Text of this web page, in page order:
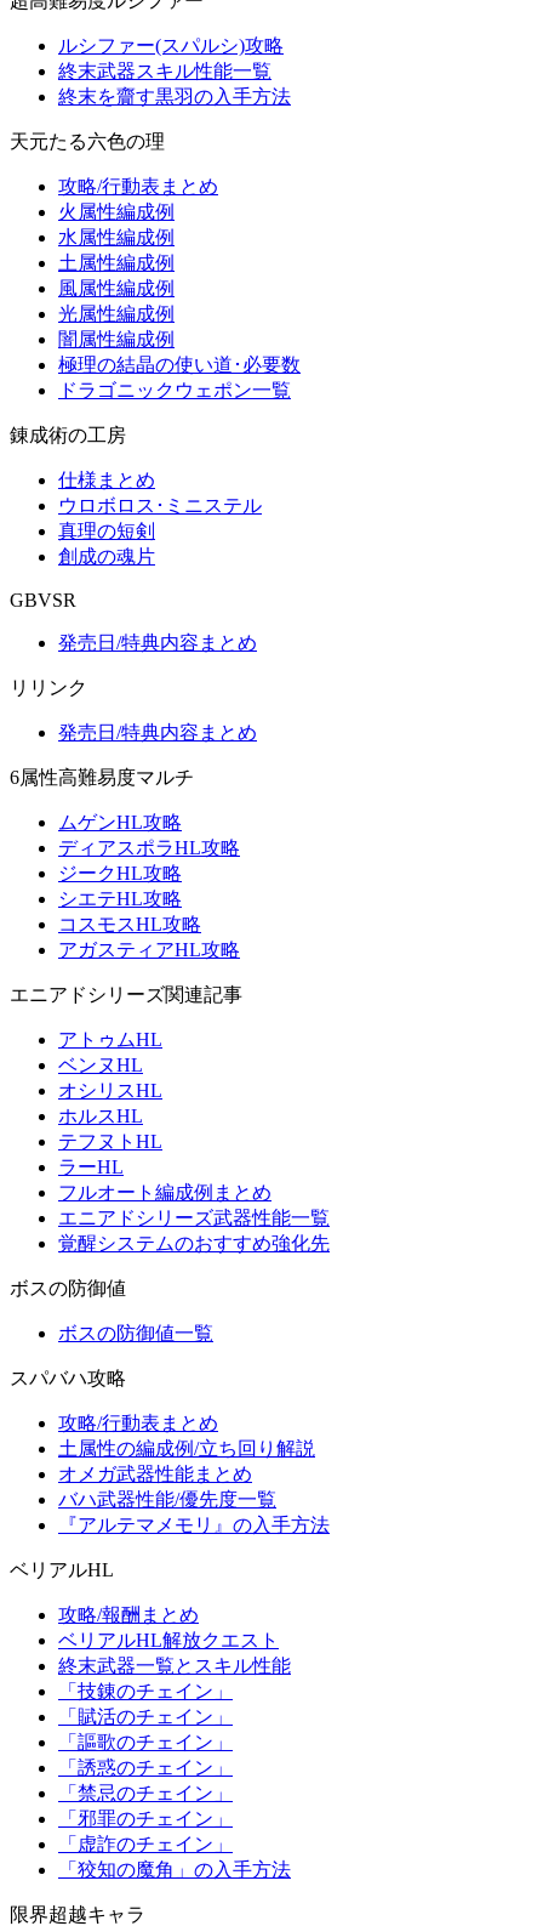
ルシファー(スパルシ)攻略
終末武器スキル性能一覧
終末を齎す黒羽の入手方法
天元たる六色の理
攻略/行動表まとめ
火属性編成例
水属性編成例
土属性編成例
風属性編成例
光属性編成例
闇属性編成例
極理の結晶の使い道･必要数
ドラゴニックウェポン一覧
錬成術の工房
仕様まとめ
ウロボロス･ミニステル
真理の短剣
創成の魂片
GBVSR
発売日/特典内容まとめ
リリンク
発売日/特典内容まとめ
6属性高難易度マルチ
ムゲンHL攻略
ディアスポラHL攻略
ジークHL攻略
シエテHL攻略
コスモスHL攻略
アガスティアHL攻略
エニアドシリーズ関連記事
アトゥムHL
ベンヌHL
オシリスHL
ホルスHL
テフヌトHL
ラーHL
フルオート編成例まとめ
エニアドシリーズ武器性能一覧
覚醒システムのおすすめ強化先
ボスの防御値
ボスの防御値一覧
スパバハ攻略
攻略/行動表まとめ
土属性の編成例/立ち回り解説
オメガ武器性能まとめ
バハ武器性能/優先度一覧
『アルテマメモリ』の入手方法
ベリアルHL
攻略/報酬まとめ
ベリアルHL解放クエスト
終末武器一覧とスキル性能
「技錬のチェイン」
「賦活のチェイン」
「謳歌のチェイン」
「誘惑のチェイン」
「禁忌のチェイン」
「邪罪のチェイン」
「虚詐のチェイン」
「狡知の魔角」の入手方法
限界超越キャラ